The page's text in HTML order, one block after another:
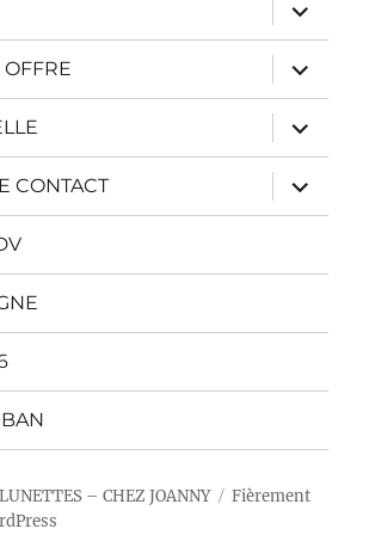
le
sous-
menu
OFFRE
ouvrir
le
sous-
menu
ouvrir
le
sous-
menu
CONTACT
ouvrir
le
sous-
– CHEZ JOANNY
Fièrement